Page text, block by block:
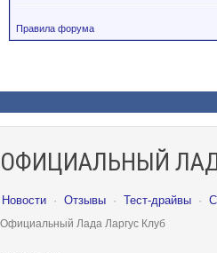
Правила форума
ОФИЦИАЛЬНЫЙ
Новости · Отзывы · Тест-драйвы ·
Официальный Лада Ларгус Клуб